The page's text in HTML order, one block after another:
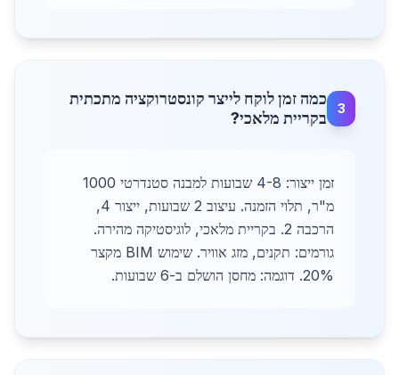
3
כמה זמן לוקח לייצר קונסטרוקציה מתכתית
בקריית מלאכי?
זמן ייצור: 4-8 שבועות למבנה סטנדרטי 1000
מ"ר, תלוי הזמנה. עיצוב 2 שבועות, ייצור 4,
הרכבה 2. בקריית מלאכי, לוגיסטיקה מהירה.
גורמים: תקנים, מזג אוויר. שימוש BIM מקצר
20%. דוגמה: מחסן הושלם ב-6 שבועות.